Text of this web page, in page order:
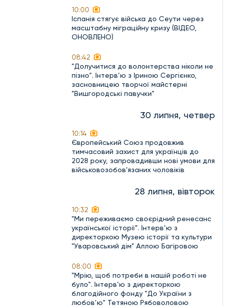
10:00
Іспанія стягує війська до Сеути через
масштабну міграційну кризу (ВІДЕО,
ОНОВЛЕНО)
08:42
"Долучитися до волонтерства ніколи не
пізно". Інтерв’ю з Іриною Сергієнко,
засновницею творчої майстерні
"Вишгородські павучки"
30 липня, четвер
10:14
Європейський Союз продовжив
тимчасовий захист для українців до
2028 року, запровадивши нові умови для
військовозобов'язаних чоловіків
28 липня, вівторок
10:32
"Ми переживаємо своєрідний ренесанс
української історії". Інтерв’ю з
директоркою Музею історії та культури
"Уваровський дім" Аллою Багіровою
08:00
"Мрію, щоб потреби в нашій роботі не
було". Інтерв’ю з директоркою
благодійного фонду "До України з
любов’ю" Тетяною Рябоволовою